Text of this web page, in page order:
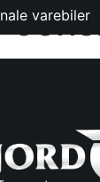
varebiler